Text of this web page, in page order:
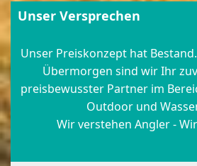
Unser Versprechen
Unser Preiskonzept hat
Übermorgen sind wir Ihr
preisbewusster Partner im
Outdoor und
Wir verstehen Angler -